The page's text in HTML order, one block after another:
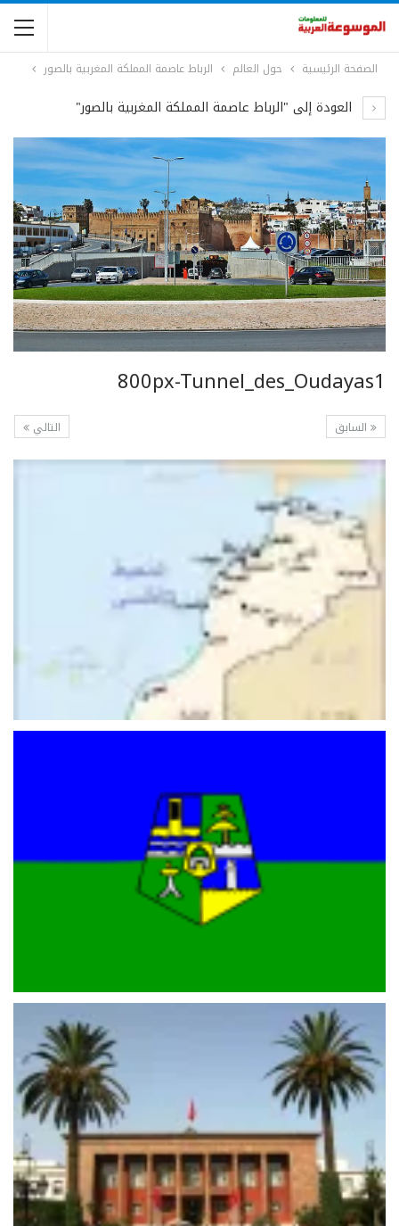
الصفحة الرئيسية حول العالم الرباط عاصمة المملكة المغربية بالصور
العودة إلى "الرباط عاصمة المملكة المغربية بالصور"
800px-Tunnel_des_Oudayas1
التالي السابق